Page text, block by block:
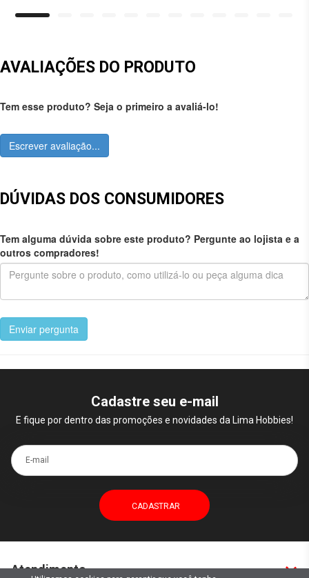
AVALIAÇÕES DO PRODUTO
Tem esse produto? Seja o primeiro a avaliá-lo!
Escrever avaliação...
DÚVIDAS DOS CONSUMIDORES
Tem alguma dúvida sobre este produto? Pergunte ao lojista e a
outros compradores!
Enviar pergunta
Cadastre seu e-mail
E fique por dentro das promoções e novidades da Lima Hobbies!
E-mail
Atendimento